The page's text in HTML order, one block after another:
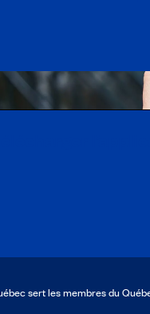
sert les membres du